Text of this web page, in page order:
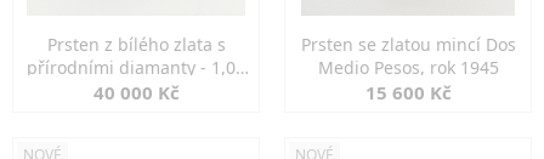
Prsten z bílého zlata s
přírodními diamanty - 1,00
ct
40 000 Kč
Prsten se zlatou mincí Dos
Medio Pesos, rok 1945
15 600 Kč
NOVÉ NOVÉ